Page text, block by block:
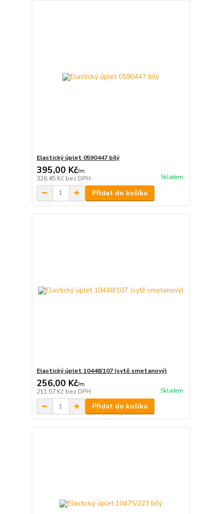
Elastický úplet 0590447 bílý
395,00 Kč/m
326,45 Kč bez DPH Skladem
Přidat do košíku
Elastický úplet 10448/107 (sytě smetanový)
256,00 Kč/m
211,57 Kč bez DPH Skladem
Přidat do košíku